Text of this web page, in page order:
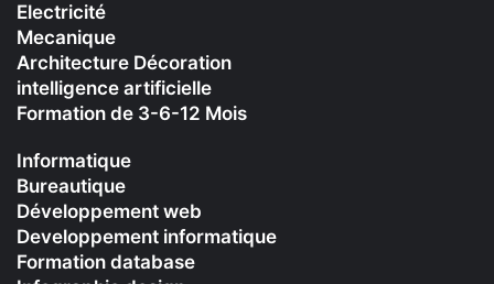
Electricité
Mecanique
Architecture Décoration
intelligence artificielle
Formation de 3-6-12 Mois
Informatique
Bureautique
Développement web
Developpement informatique
Formation database